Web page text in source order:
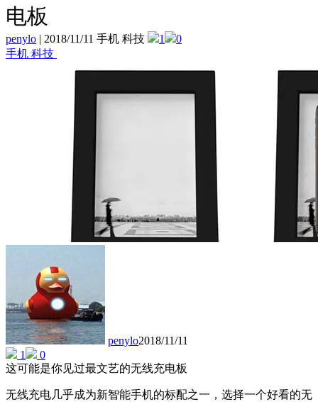
电板
penylo | 2018/11/11 手机 科技 1
0
手机 科技
penylo2018/11/11
1
0
这可能是你见过最文艺的无线充电板
无线充电几乎成为新智能手机的标配之一，选择一个好看的无